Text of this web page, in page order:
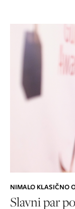
NIMALO KLASIČNO
Slavni par